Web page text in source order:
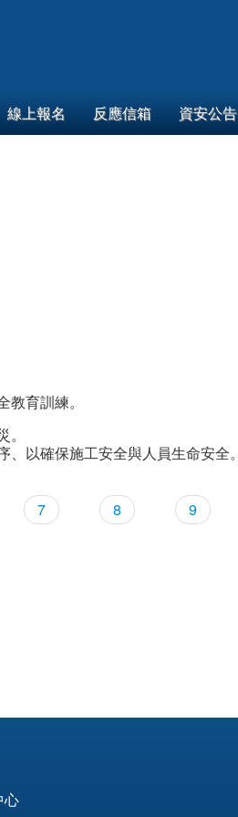
線上報名 反應信箱 資安公告
育訓練。
以確保施工安全與人員生命安全。
7 8 9
心